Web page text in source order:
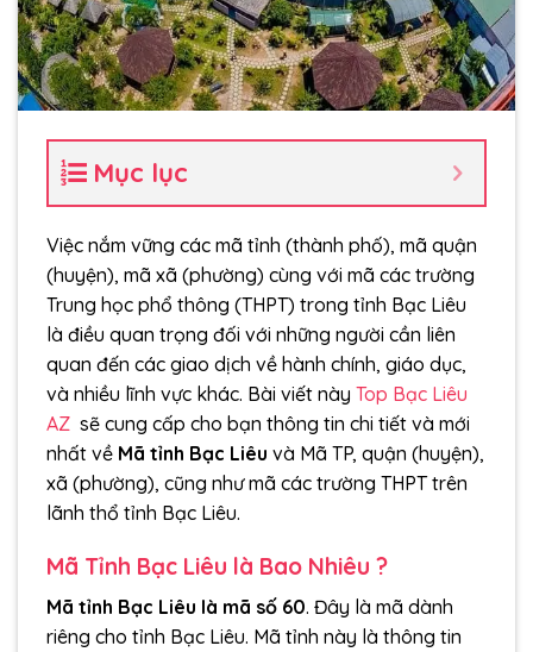
Mục lục
Việc nắm vững các mã tỉnh (thành phố), mã quận
(huyện), mã xã (phường) cùng với mã các trường
Trung học phổ thông (THPT) trong tỉnh Bạc Liêu
là điều quan trọng đối với những người cần liên
quan đến các giao dịch về hành chính, giáo dục,
và nhiều lĩnh vực khác. Bài viết này Top Bạc Liêu
AZ sẽ cung cấp cho bạn thông tin chi tiết và mới
nhất về Mã tỉnh Bạc Liêu và Mã TP, quận (huyện),
xã (phường), cũng như mã các trường THPT trên
lãnh thổ tỉnh Bạc Liêu.
Mã Tỉnh Bạc Liêu là Bao Nhiêu ?
Mã tỉnh Bạc Liêu là mã số 60. Đây là mã dành
riêng cho tỉnh Bạc Liêu. Mã tỉnh này là thông tin